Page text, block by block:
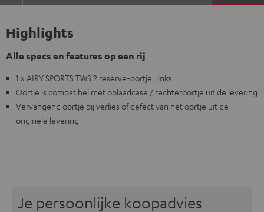
Highlights
Alle specs en features op een rij
1 x AIRY SPORTS TWS 2 reserve-oortje, links
Oortje is compatibel met oplaadcase / rechteroortje uit de levering
Vervangend oortje bij verlies of defect van het oortje uit de
originele levering
Je persoonlijke koopadvies